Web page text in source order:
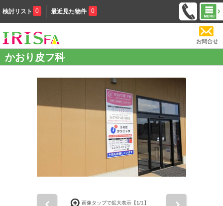
検討リスト 0 最近見た物件 0
お問合せ
かおり皮フ科
画像タップで拡大表示【1/1】